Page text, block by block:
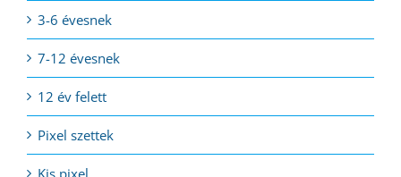
3-6 évesnek
7-12 évesnek
12 év felett
Pixel szettek